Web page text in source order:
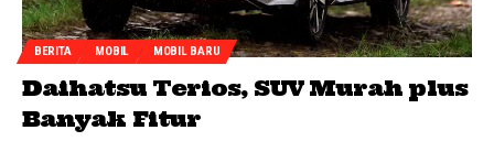
BERITA MOBIL MOBIL BARU
Daihatsu Terios, SUV Murah plus
Banyak Fitur